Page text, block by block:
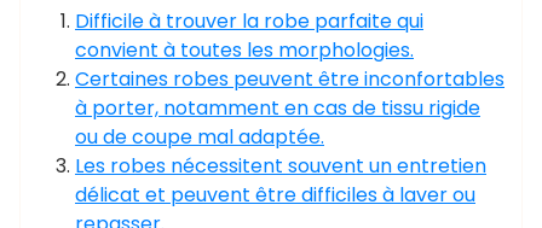
Difficile à trouver la robe parfaite qui
convient à toutes les morphologies.
Certaines robes peuvent être inconfortables
à porter, notamment en cas de tissu rigide
ou de coupe mal adaptée.
Les robes nécessitent souvent un entretien
délicat et peuvent être difficiles à laver ou